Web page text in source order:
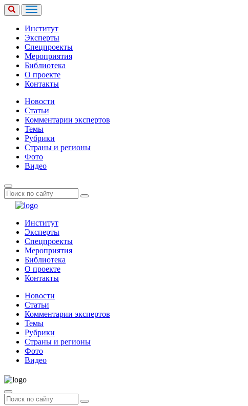
Институт
Эксперты
Спецпроекты
Мероприятия
Библиотека
О проекте
Контакты
Новости
Статьи
Комментарии экспертов
Темы
Рубрики
Страны и регионы
Фото
Видео
Институт
Эксперты
Спецпроекты
Мероприятия
Библиотека
О проекте
Контакты
Новости
Статьи
Комментарии экспертов
Темы
Рубрики
Страны и регионы
Фото
Видео